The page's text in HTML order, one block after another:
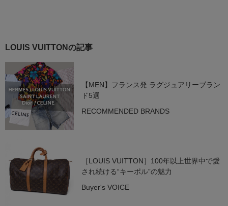
LOUIS VUITTONの記事
【MEN】フランス発 ラグジュアリーブラン
ド5選
RECOMMENDED BRANDS
［LOUIS VUITTON］100年以上世界中で愛
され続ける“キーポル”の魅力
Buyer's VOICE